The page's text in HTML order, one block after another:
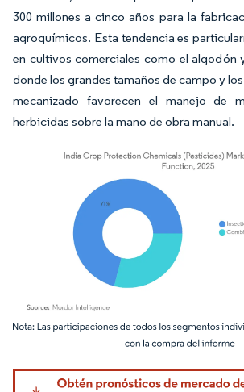
300 millones a cinco años para la
agroquímicos. Esta tendencia es
en cultivos comerciales como el algodón
donde los grandes tamaños de campo y
mecanizado favorecen el manejo de
herbicidas sobre la mano de obra manual.
Imagen © Mordor Intelligence. El uso requiere